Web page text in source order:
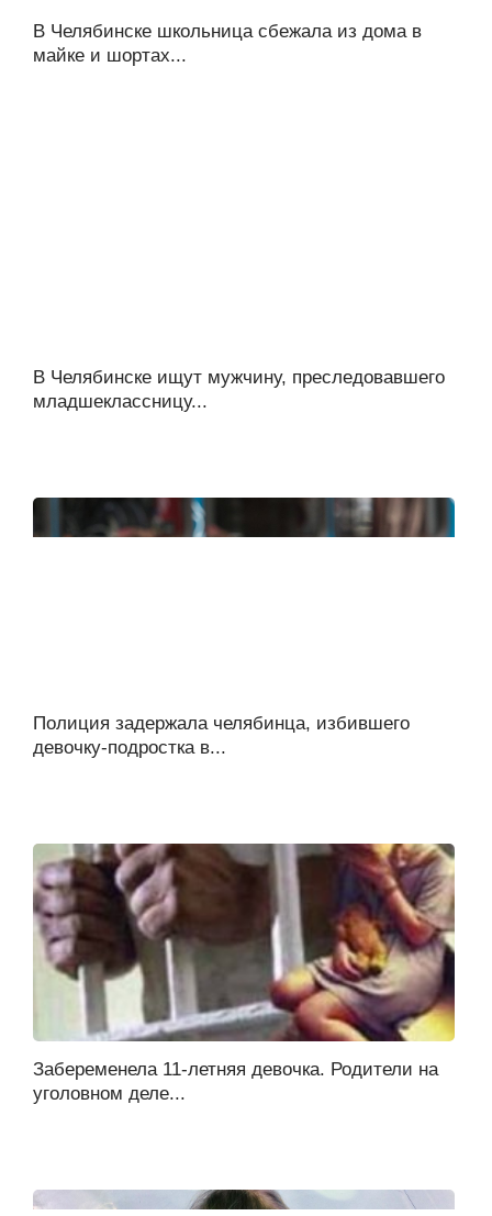
В Челябинске школьница сбежала из дома в
майке и шортах...
В Челябинске ищут мужчину, преследовавшего
младшеклассницу...
Полиция задержала челябинца, избившего
девочку-подростка в...
Забеременела 11-летняя девочка. Родители на
уголовном деле...